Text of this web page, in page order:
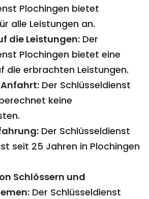
Plochingen bietet
alle Leistungen an.
die Leistungen: Der
Plochingen bietet eine
die erbrachten Leistungen.
Der Schlüsseldienst
keine
Der Schlüsseldienst
seit 25 Jahren in Plochingen
Schlössern und
Der Schlüsseldienst